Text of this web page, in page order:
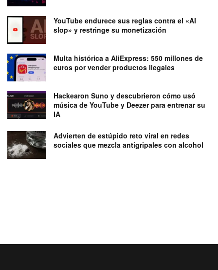
YouTube endurece sus reglas contra el «AI
slop» y restringe su monetización
Multa histórica a AliExpress: 550 millones de
euros por vender productos ilegales
Hackearon Suno y descubrieron cómo usó
música de YouTube y Deezer para entrenar su
IA
Advierten de estúpido reto viral en redes
sociales que mezcla antigripales con alcohol